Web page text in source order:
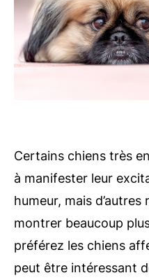
Certains chiens très
à manifester leur
humeur, mais
montrer beaucoup
préférez les chiens
peut être intéressant